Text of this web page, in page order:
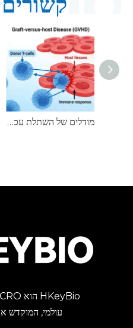
מודלים של השתלת עכבר לעומת מחלת מארח (GVHD).
עולמי, המוקדש